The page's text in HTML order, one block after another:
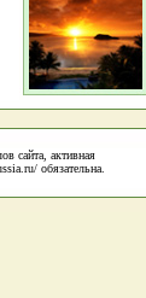
сайта, активная
обязательна.